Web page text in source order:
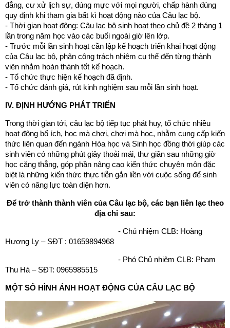
đẳng, cư xử lịch sự, đúng mực với mọi người, chấp hành đúng
quy định khi tham gia bất kì hoạt động nào của Câu lạc bộ.
- Thời gian hoạt động: Câu lạc bộ sinh hoạt theo chủ đề 2 tháng 1
lần trong năm học vào các buổi ngoài giờ lên lớp.
- Trước mỗi lần sinh hoạt cần lập kế hoạch triển khai hoạt động
của Câu lạc bộ, phân công trách nhiệm cụ thể đến từng thành
viên nhằm hoàn thành tốt kế hoạch.
- Tổ chức thực hiện kế hoạch đã định.
- Tổ chức đánh giá, rút kinh nghiệm sau mỗi lần sinh hoạt.
IV. ĐỊNH HƯỚNG PHÁT TRIỂN
Trong thời gian tới, câu lạc bộ tiếp tục phát huy, tổ chức nhiều
hoạt động bổ ích, học mà chơi, chơi mà học, nhằm cung cấp kiến
thức liên quan đến ngành Hóa học và Sinh học đồng thời giúp các
sinh viên có những phút giây thoải mái, thư giãn sau những giờ
học căng thẳng, góp phần nâng cao kiến thức chuyên môn đặc
biệt là những kiến thức thực tiễn gắn liền với cuộc sống để sinh
viên có năng lực toàn diện hơn.
Để trở thành thành viên của Câu lạc bộ, các bạn liên lạc theo
địa chỉ sau:
- Chủ nhiệm CLB: Hoàng
Hương Ly – SĐT : 01659894968
- Phó Chủ nhiệm CLB: Phạm
Thu Hà – SĐT: 0965985515
MỘT SỐ HÌNH ẢNH HOẠT ĐỘNG CỦA CÂU LẠC BỘ